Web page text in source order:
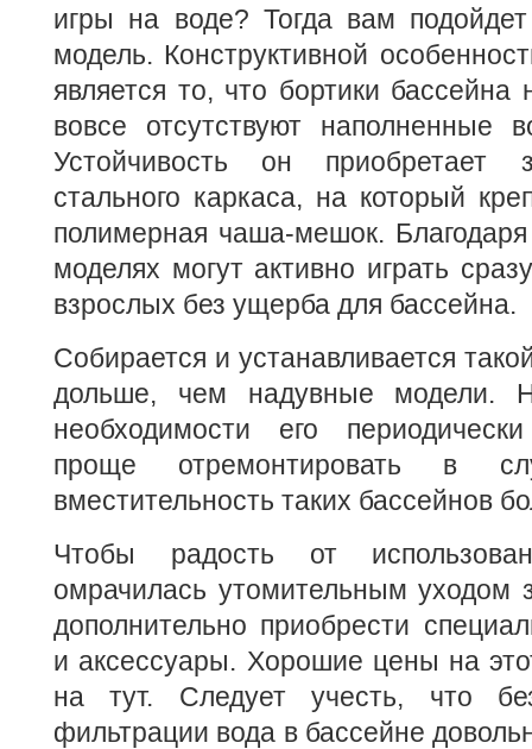
игры на воде? Тогда вам
модель. Конструктивной
является то, что бортики
вовсе отсутствуют наполненные
Устойчивость он приобретает
стального каркаса, на который
полимерная чаша-мешок.
моделях могут активно играть
взрослых без ущерба для бассейна.
Собирается и устанавливается
дольше, чем надувные
необходимости его
проще отремонтировать в
вместительность таких бассейнов
Чтобы радость от
омрачилась утомительным уходом
дополнительно приобрести
и аксессуары. Хорошие цены на
на тут. Следует учесть, что
фильтрации вода в бассейне